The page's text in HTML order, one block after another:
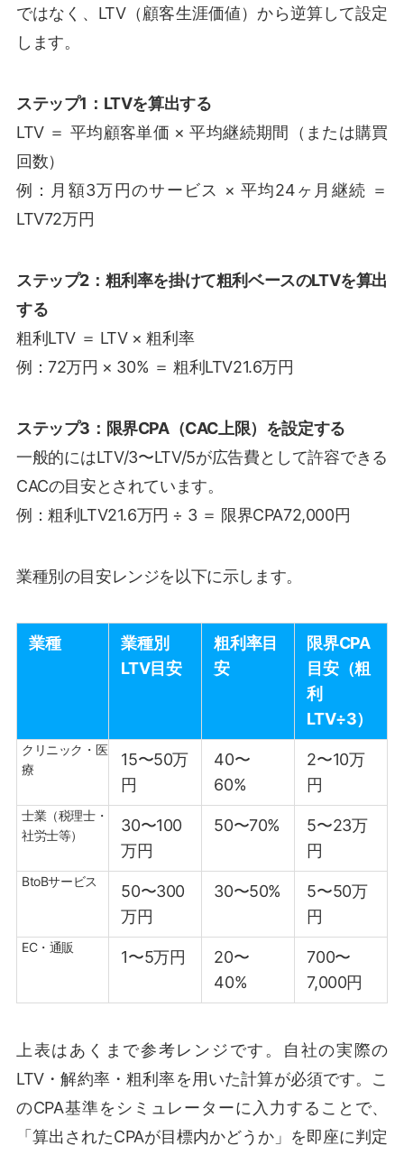
ではなく、LTV（顧客生涯価値）から逆算して設定
します。
ステップ1：LTVを算出する
LTV ＝ 平均顧客単価 × 平均継続期間（または購買
回数）
例：月額3万円のサービス × 平均24ヶ月継続 ＝
LTV72万円
ステップ2：粗利率を掛けて粗利ベースのLTVを算出
する
粗利LTV ＝ LTV × 粗利率
例：72万円 × 30% ＝ 粗利LTV21.6万円
ステップ3：限界CPA（CAC上限）を設定する
一般的にはLTV/3〜LTV/5が広告費として許容できる
CACの目安とされています。
例：粗利LTV21.6万円 ÷ 3 ＝ 限界CPA72,000円
業種別の目安レンジを以下に示します。
業種
業種別
LTV目安
粗利率目
安
限界CPA
目安（粗
利
LTV÷3）
クリニック・医
療
15〜50万
円
40〜
60%
2〜10万
円
士業（税理士・
社労士等）
30〜100
万円
50〜70%
5〜23万
円
BtoBサービス
50〜300
万円
30〜50%
5〜50万
円
EC・通販
1〜5万円
20〜
40%
700〜
7,000円
上表はあくまで参考レンジです。自社の実際の
LTV・解約率・粗利率を用いた計算が必須です。こ
のCPA基準をシミュレーターに入力することで、
「算出されたCPAが目標内かどうか」を即座に判定